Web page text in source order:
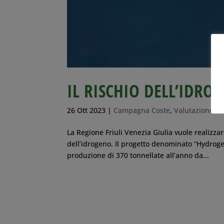
IL RISCHIO
26 Ott 2023 | Campagna Coste,Valutazione
La Regione Friuli Venezia Giulia vuole
dell’idrogeno. Il progetto denominato
produzione di 370 tonnellate all’anno da...